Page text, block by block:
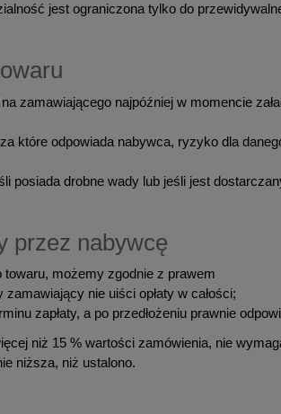
jest ograniczona tylko do
zamawiającego najpóźniej w momencie
które odpowiada nabywca, ryzyko dla
posiada drobne wady lub jeśli jest
przez nabywcę
możemy zgodnie z prawem
nie uiści opłaty w całości;
zapłaty, a po przedłożeniu prawnie
niż 15 % wartości zamówienia, nie
niższa, niż ustalono.